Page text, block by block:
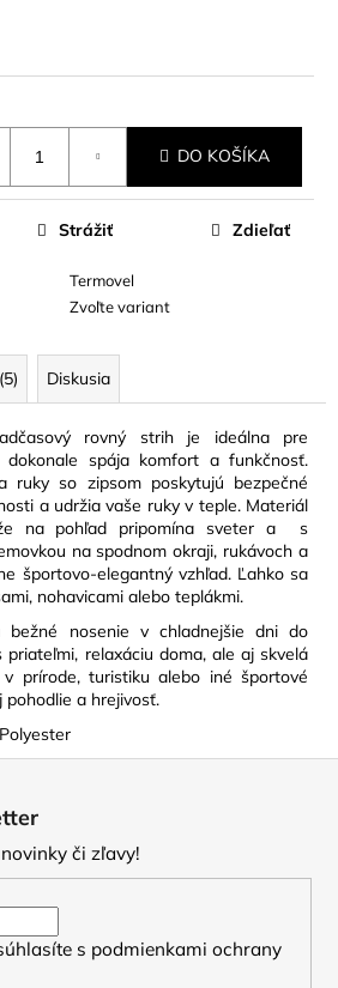
DO KOŠÍKA
Termovel
Zvoľte variant
Strážiť Zdieľať
Diskusia
rovný strih je ideálna pre
dokonale spája komfort a funkčnosť.
ruky so zipsom poskytujú bezpečné
a udržia vaše ruky v teple. Materiál
na pohľad pripomína sveter a s
na spodnom okraji, rukávoch a
športovo-elegantný vzhľad. Ľahko sa
nohavicami alebo teplákmi.
bežné nosenie v chladnejšie dni do
relaxáciu doma, ale aj skvelá
prírode, turistiku alebo iné športové
pohodlie a hrejivosť.
či zľavy!
s podmienkami ochrany